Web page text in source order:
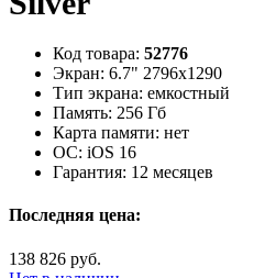
Код товара: 52776
Экран: 6.7" 2796x1290
Тип экрана: емкостный
Память: 256 Гб
Карта памяти: нет
ОС: iOS 16
Гарантия: 12 месяцев
Последняя цена:
138 826 руб.